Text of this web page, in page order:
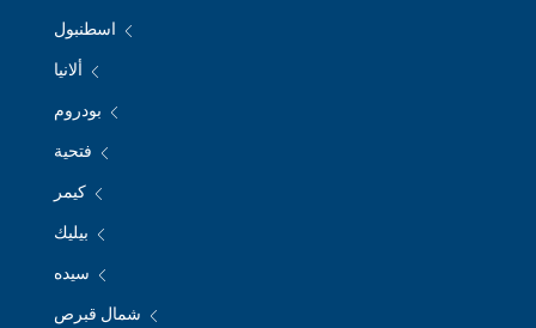
اسطنبول
ألانيا
بودروم
فتحية
كيمر
بيليك
سيده
شمال قبرص